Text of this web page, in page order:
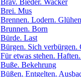
Brav. Bieder. Wacker
Brei. Mus
Brennen. Lodern.
Brunnen. Born
Bürde. Last
Bürgen. Sich verbürgen.
Für etwas stehen.
Buße. Bekehrung
Büßen. Entgelten.